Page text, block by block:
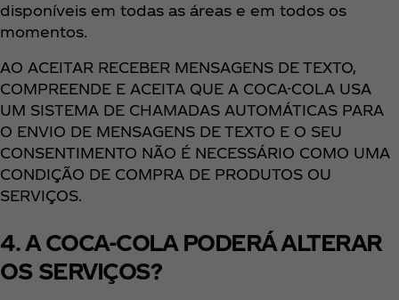
disponíveis em todas as áreas e em todos os
momentos.
AO ACEITAR RECEBER MENSAGENS DE TEXTO,
COMPREENDE E ACEITA QUE A COCA-COLA USA
UM SISTEMA DE CHAMADAS AUTOMÁTICAS PARA
O ENVIO DE MENSAGENS DE TEXTO E O SEU
CONSENTIMENTO NÃO É NECESSÁRIO COMO UMA
CONDIÇÃO DE COMPRA DE PRODUTOS OU
SERVIÇOS.
4. A COCA-COLA PODERÁ ALTERAR
OS SERVIÇOS?